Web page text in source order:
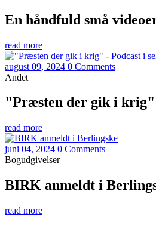
En håndfuld små
read more
august 09, 2024 0 Comments
Andet
"Præsten der gik i krig"
read more
juni 04, 2024 0 Comments
Bogudgivelser
BIRK anmeldt i
read more